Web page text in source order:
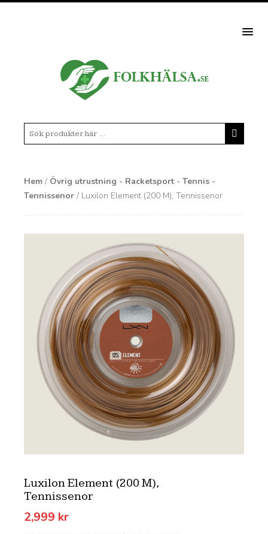
Hem / Övrig utrustning - Racketsport - Tennis -
Tennissenor / Luxilon Element (200 M), Tennissenor
Luxilon Element (200 M),
Tennissenor
2,999 kr